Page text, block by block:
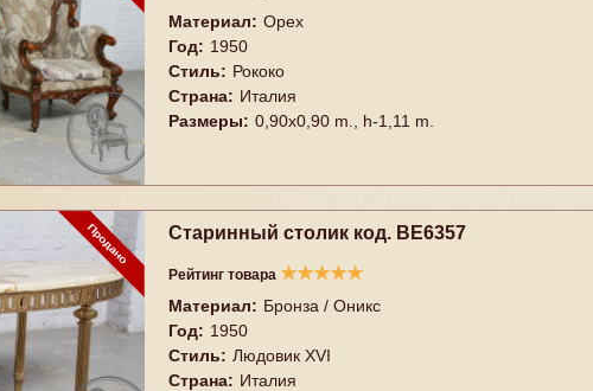
Материал: Орех
Год: 1950
Стиль: Рококо
Страна: Италия
Размеры: 0,90x0,90 m., h-1,11 m.
Старинный столик код. BE6357
Рейтинг товара ★★★★★
Материал: Бронза / Оникс
Год: 1950
Стиль: Людовик XVI
Страна: Италия